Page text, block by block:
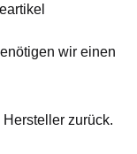
wir einen
zurück.